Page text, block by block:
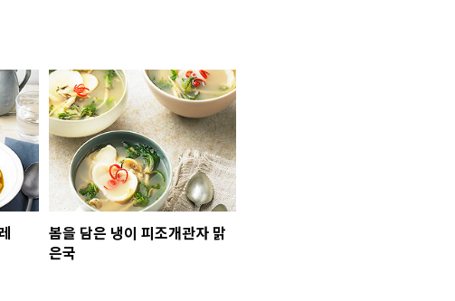
봄을 담은 냉이 피조개관자 맑
은국